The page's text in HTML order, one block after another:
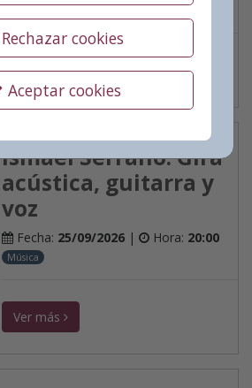
Rechazar cookies
Aceptar cookies
Ver más
Ismael Serrano. Gira
acústica, guitarra y
voz
Fecha: 25/09/2026| Hora: 20:00
Música
Ver más